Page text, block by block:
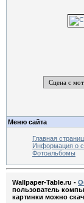
Сцена с
Меню сайта
Главная
Информация о
Фотоальбомы
Wallpaper-Table.ru -
пользователь
картинки можно